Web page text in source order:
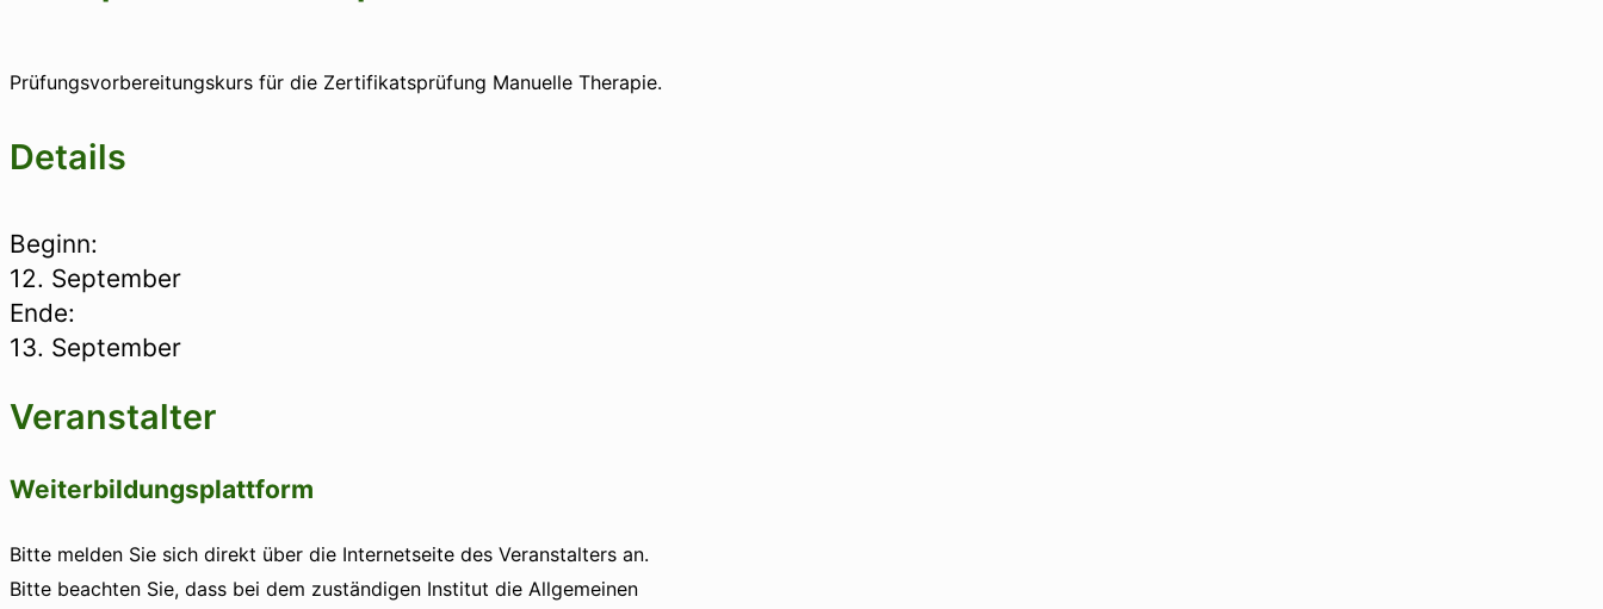
Prüfungsvorbereitungskurs für die Zertifikatsprüfung Manuelle Therapie.
Details
Beginn:
12. September
Ende:
13. September
Veranstalter
Weiterbildungsplattform
Bitte melden Sie sich direkt über die Internetseite des Veranstalters an.
Bitte beachten Sie, dass bei dem zuständigen Institut die Allgemeinen